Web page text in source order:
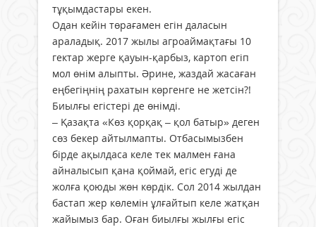
тұқымдастары екен.
Одан кейін төрағамен егін даласын
араладық. 2017 жылы агроаймақтағы 10
гектар жерге қауын-қарбыз, картоп егіп
мол өнім алыпты. Әрине, жаздай жасаған
еңбегіңнің рахатын көргенге не жетсін?!
Биылғы егістері де өнімді.
– Қазақта «Көз қорқақ – қол батыр» деген
сөз бекер айтылмапты. Отбасымызбен
бірде ақылдаса келе тек малмен ғана
айналысып қана қоймай, егіс егуді де
жолға қоюды жөн көрдік. Сол 2014 жылдан
бастап жер көлемін ұлғайтып келе жатқан
жайымыз бар. Оған биылғы жылғы егіс